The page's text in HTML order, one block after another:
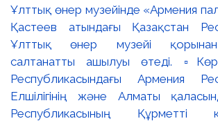
Ұлттық өнер музейінде «Армения
Қастеев атындағы Қазақстан
Ұлттық өнер музейі
салтанатты ашылуы өтеді.
Республикасындағы Армения
Елшілігінің және Алматы
Республикасының Құрметті